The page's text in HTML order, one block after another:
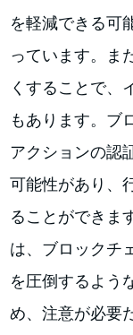
を軽減できる可
っています。ま
くすることで、
もあります。ブ
アクションの認
可能性があり、
ることができま
は、ブロックチ
を圧倒するよう
め、注意が必要